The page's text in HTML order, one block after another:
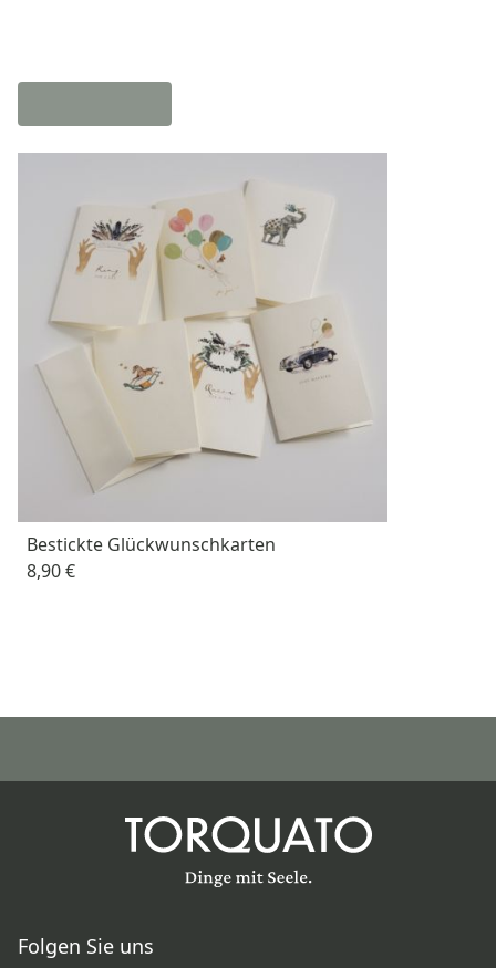
Bestickte Glückwunschkarten
8,90 €
Folgen Sie uns